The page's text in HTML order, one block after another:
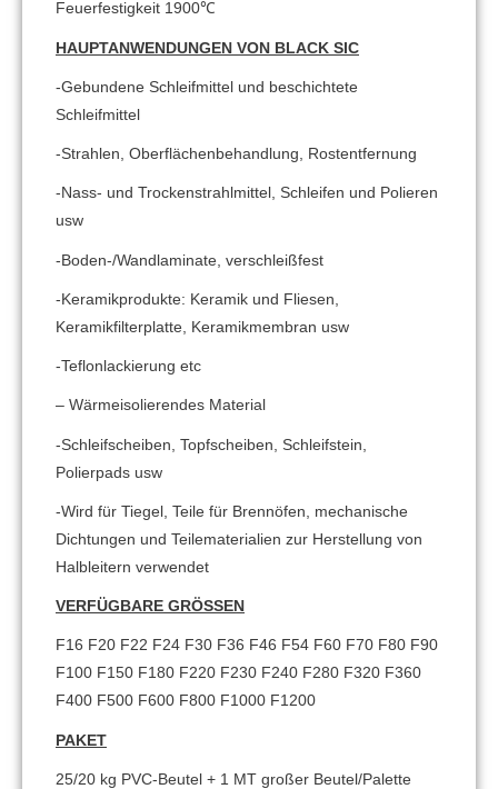
Feuerfestigkeit 1900℃
HAUPTANWENDUNGEN VON BLACK SIC
-Gebundene Schleifmittel und beschichtete
Schleifmittel
-Strahlen, Oberflächenbehandlung, Rostentfernung
-Nass- und Trockenstrahlmittel, Schleifen und Polieren
usw
-Boden-/Wandlaminate, verschleißfest
-Keramikprodukte: Keramik und Fliesen,
Keramikfilterplatte, Keramikmembran usw
-Teflonlackierung etc
– Wärmeisolierendes Material
-Schleifscheiben, Topfscheiben, Schleifstein,
Polierpads usw
-Wird für Tiegel, Teile für Brennöfen, mechanische
Dichtungen und Teilematerialien zur Herstellung von
Halbleitern verwendet
VERFÜGBARE GRÖSSEN
F16 F20 F22 F24 F30 F36 F46 F54 F60 F70 F80 F90
F100 F150 F180 F220 F230 F240 F280 F320 F360
F400 F500 F600 F800 F1000 F1200
PAKET
25/20 kg PVC-Beutel + 1 MT großer Beutel/Palette